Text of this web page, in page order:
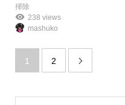
掃除
238 views
mashuko
1 2 